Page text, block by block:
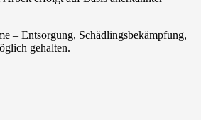
– Entsorgung, Schädlingsbekämpfung,
gehalten.